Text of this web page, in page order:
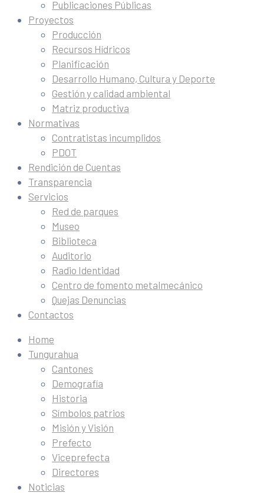
Publicaciones Públicas
Proyectos
Producción
Recursos Hídricos
Planificación
Desarrollo Humano, Cultura y Deporte
Gestión y calidad ambiental
Matriz productiva
Normativas
Contratistas incumplidos
PDOT
Rendición de Cuentas
Transparencia
Servicios
Red de parques
Museo
Biblioteca
Auditorio
Radio Identidad
Centro de fomento metalmecánico
Quejas Denuncias
Contactos
Home
Tungurahua
Cantones
Demografía
Historia
Símbolos patrios
Misión y Visión
Prefecto
Viceprefecta
Directores
Noticias